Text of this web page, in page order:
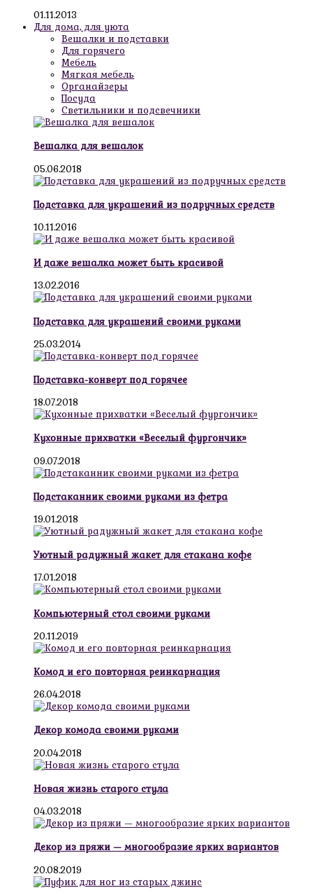
01.11.2013
Для дома, для уюта
Вешалки и подставки
Для горячего
Мебель
Мягкая мебель
Органайзеры
Посуда
Светильники и подсвечники
Вешалка для вешалок
05.06.2018
Подставка для украшений из подручных средств
10.11.2016
И даже вешалка может быть красивой
13.02.2016
Подставка для украшений своими руками
25.03.2014
Подставка-конверт под горячее
18.07.2018
Кухонные прихватки «Веселый фургончик»
09.07.2018
Подстаканник своими руками из фетра
19.01.2018
Уютный радужный жакет для стакана кофе
17.01.2018
Компьютерный стол своими руками
20.11.2019
Комод и его повторная реинкарнация
26.04.2018
Декор комода своими руками
20.04.2018
Новая жизнь старого стула
04.03.2018
Декор из пряжи — многообразие ярких вариантов
20.08.2019